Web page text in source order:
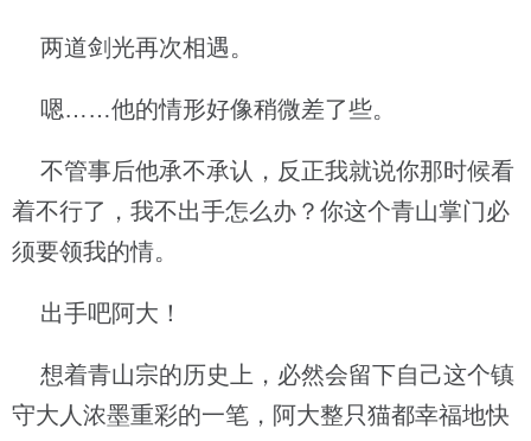
两道剑光再次相遇。
嗯……他的情形好像稍微差了些。
不管事后他承不承认，反正我就说你那时候看
着不行了，我不出手怎么办？你这个青山掌门必
须要领我的情。
出手吧阿大！
想着青山宗的历史上，必然会留下自己这个镇
守大人浓墨重彩的一笔，阿大整只猫都幸福地快